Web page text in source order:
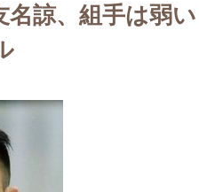
名諒、組手は弱